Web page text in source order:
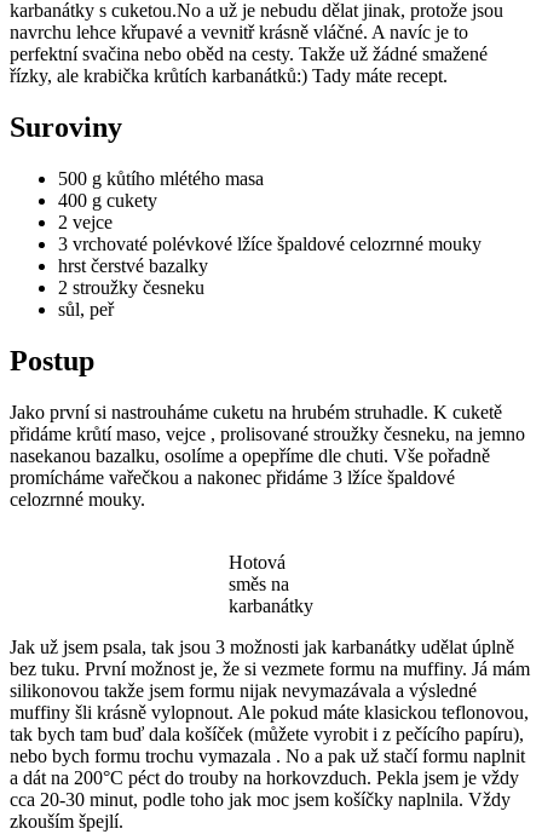
karbanátky s cuketou.No a už je nebudu dělat jinak, protože jsou
navrchu lehce křupavé a vevnitř krásně vláčné. A navíc je to
perfektní svačina nebo oběd na cesty. Takže už žádné smažené
řízky, ale krabička krůtích karbanátků:) Tady máte recept.
Suroviny
500 g kůtího mlétého masa
400 g cukety
2 vejce
3 vrchovaté polévkové lžíce špaldové celozrnné mouky
hrst čerstvé bazalky
2 stroužky česneku
sůl, peř
Postup
Jako první si nastrouháme cuketu na hrubém struhadle. K cuketě
přidáme krůtí maso, vejce , prolisované stroužky česneku, na jemno
nasekanou bazalku, osolíme a opepříme dle chuti. Vše pořadně
promícháme vařečkou a nakonec přidáme 3 lžíce špaldové
celozrnné mouky.
Hotová
směs na
karbanátky
Jak už jsem psala, tak jsou 3 možnosti jak karbanátky udělat úplně
bez tuku. První možnost je, že si vezmete formu na muffiny. Já mám
silikonovou takže jsem formu nijak nevymazávala a výsledné
muffiny šli krásně vylopnout. Ale pokud máte klasickou teflonovou,
tak bych tam buď dala košíček (můžete vyrobit i z pečícího papíru),
nebo bych formu trochu vymazala . No a pak už stačí formu naplnit
a dát na 200°C péct do trouby na horkovzduch. Pekla jsem je vždy
cca 20-30 minut, podle toho jak moc jsem košíčky naplnila. Vždy
zkouším špejlí.